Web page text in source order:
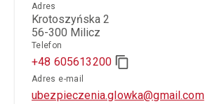
Adres
Krotoszyńska 2
56-300 Milicz
Telefon
+48 605613200
Adres e-mail
ubezpieczenia.glowka@gmail.com